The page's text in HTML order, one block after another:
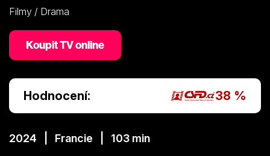
Filmy / Drama
Koupit TV online
Hodnocení: 38 %
2024 | Francie | 103 min